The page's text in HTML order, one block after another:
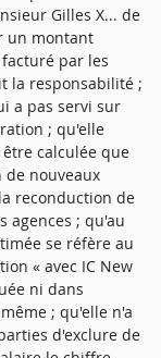
Gilles X... de
un montant
par les
la responsabilité ;
a pas servi sur
; qu'elle
calculée que
nouveaux
reconduction de
agences ; qu'au
se réfère au
« avec IC New
ni dans
; qu'elle n'a
d'exclure de